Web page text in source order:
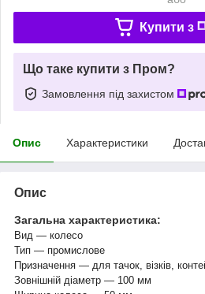
Купити з
Що таке купити з Пром?
Замовлення під захистом
Опис Характеристики
Опис
Загальна характеристика:
Вид — колесо
Тип — промислове
Призначення — для тачок, візків,
Зовнішній діаметр — 100 мм